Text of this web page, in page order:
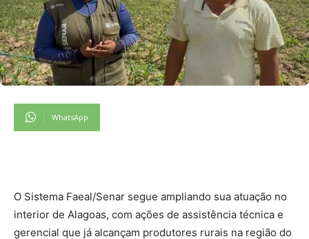
WhatsApp
O Sistema Faeal/Senar segue ampliando sua atuação no
interior de Alagoas, com ações de assistência técnica e
gerencial que já alcançam produtores rurais na região do